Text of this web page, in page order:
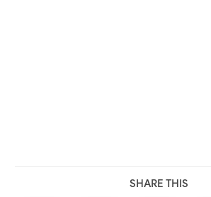
SHARE THIS